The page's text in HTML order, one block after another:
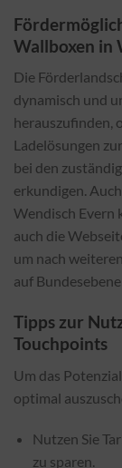
Wallboxen in
Die
dynamisch und
herauszufinden,
Ladelösungen
bei den
erkundigen.
Wendisch Evern
auch die
um nach
auf
Tipps zur
Touchpoints
Um das
optimal
Nutzen Sie
zu sparen.